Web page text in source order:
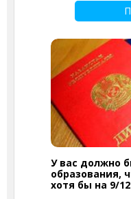
У вас должно
образования,
хотя бы на 9/12